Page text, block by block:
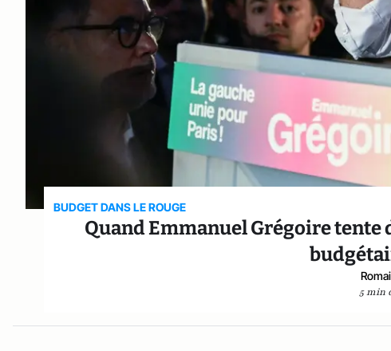
BUDGET DANS LE ROUGE
Quand Emmanuel Grégoire tente
5 min